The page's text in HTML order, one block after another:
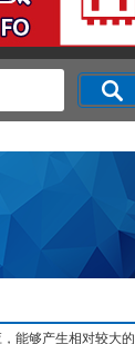
能够产生相对较大的